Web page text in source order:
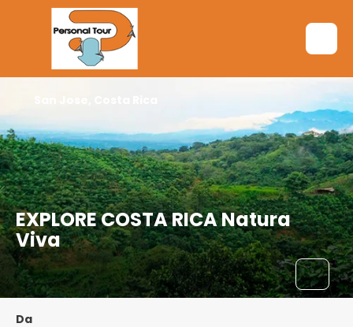
EXPLORE COSTA RICA Natura
Viva
Da